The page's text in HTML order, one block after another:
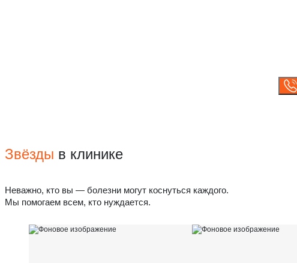
Звёзды в клинике
Неважно, кто вы — болезни могут коснуться каждого.
Мы помогаем всем, кто нуждается.